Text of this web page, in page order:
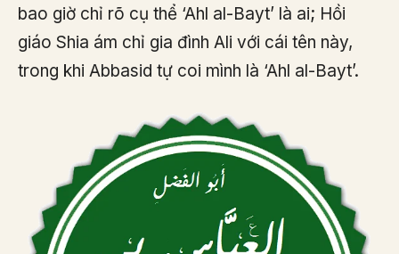
bao giờ chỉ rõ cụ thể ‘Ahl al-Bayt’ là ai; Hồi
giáo Shia ám chỉ gia đình Ali với cái tên này,
trong khi Abbasid tự coi mình là ‘Ahl al-Bayt’.